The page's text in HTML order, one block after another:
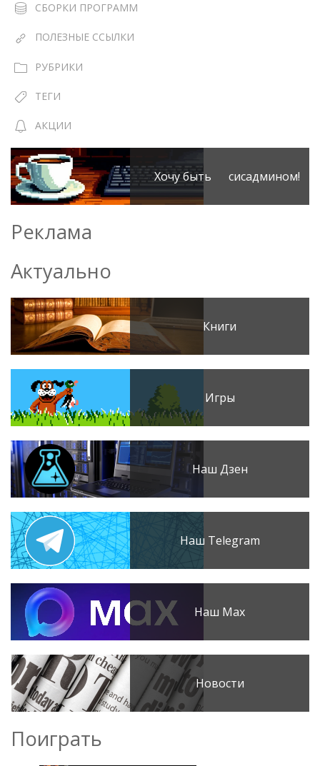
СБОРКИ ПРОГРАММ
ПОЛЕЗНЫЕ ССЫЛКИ
РУБРИКИ
ТЕГИ
АКЦИИ
Хочу быть сисадмином!
Реклама
Актуально
Книги
Игры
Наш Дзен
Наш Telegram
Наш Max
Новости
Поиграть